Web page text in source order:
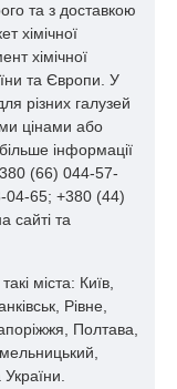
він виробляється в
обміні речовин.
лише в
подразнення
L
порошок
та з доставкою
хімічної
хімічної
та Європи. У
різних галузей
цінами або
інформації
(66) 044-57-
04-65; +380 (44)
сайті та
міста: Київ,
Рівне,
Полтава,